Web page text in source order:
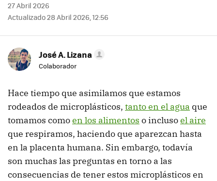
27 Abril 2026
Actualizado 28 Abril 2026, 12:56
José A. Lizana
Colaborador
Hace tiempo que asimilamos que estamos
rodeados de microplásticos, tanto en el agua que
tomamos comoen los alimentos o inclusoel aire
que respiramos, haciendo que aparezcan hasta
en la placenta humana. Sin embargo, todavía
son muchas las preguntas en torno a las
consecuencias de tener estos microplásticos en